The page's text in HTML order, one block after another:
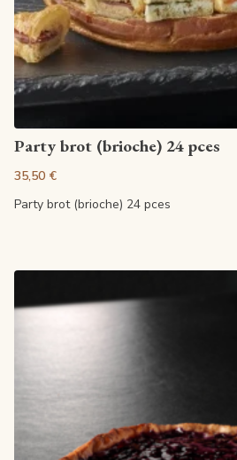
Artikel anzeigen
Party brot (brioche) 24 pces
35,50 €
Party brot (brioche) 24 pces